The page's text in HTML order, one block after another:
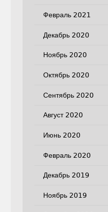
Февраль 2021
Декабрь 2020
Ноябрь 2020
Октябрь 2020
Сентябрь 2020
Август 2020
Июнь 2020
Февраль 2020
Декабрь 2019
Ноябрь 2019